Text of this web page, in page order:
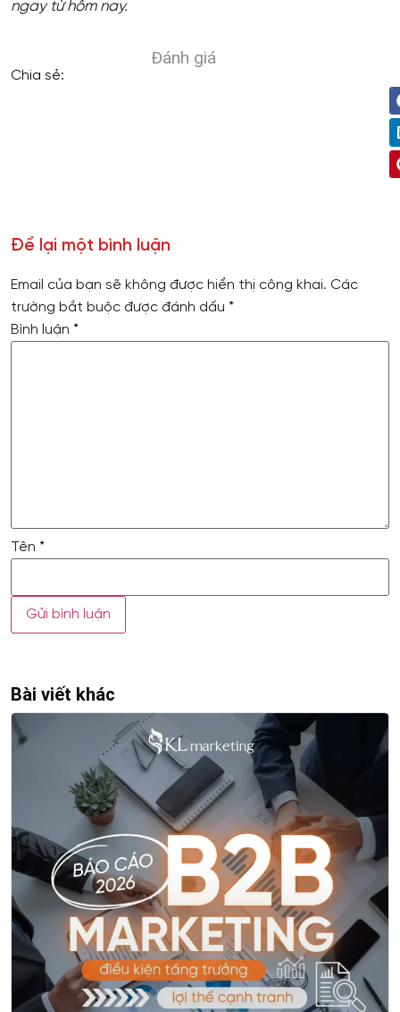
ngay từ hôm nay.
Đánh giá
Chia sẻ:
Để lại một bình luận
Email của bạn sẽ không được hiển thị công khai. Các
trường bắt buộc được đánh dấu *
Bình luận *
Tên *
Bài viết khác